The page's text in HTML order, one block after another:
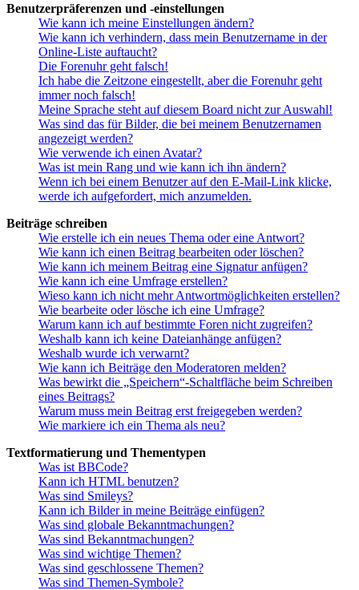
Benutzerpräferenzen und -einstellungen
Wie kann ich meine Einstellungen ändern?
Wie kann ich verhindern, dass mein Benutzername in der
Online-Liste auftaucht?
Die Forenuhr geht falsch!
Ich habe die Zeitzone eingestellt, aber die Forenuhr geht
immer noch falsch!
Meine Sprache steht auf diesem Board nicht zur Auswahl!
Was sind das für Bilder, die bei meinem Benutzernamen
angezeigt werden?
Wie verwende ich einen Avatar?
Was ist mein Rang und wie kann ich ihn ändern?
Wenn ich bei einem Benutzer auf den E-Mail-Link klicke,
werde ich aufgefordert, mich anzumelden.
Beiträge schreiben
Wie erstelle ich ein neues Thema oder eine Antwort?
Wie kann ich einen Beitrag bearbeiten oder löschen?
Wie kann ich meinem Beitrag eine Signatur anfügen?
Wie kann ich eine Umfrage erstellen?
Wieso kann ich nicht mehr Antwortmöglichkeiten erstellen?
Wie bearbeite oder lösche ich eine Umfrage?
Warum kann ich auf bestimmte Foren nicht zugreifen?
Weshalb kann ich keine Dateianhänge anfügen?
Weshalb wurde ich verwarnt?
Wie kann ich Beiträge den Moderatoren melden?
Was bewirkt die „Speichern“-Schaltfläche beim Schreiben
eines Beitrags?
Warum muss mein Beitrag erst freigegeben werden?
Wie markiere ich ein Thema als neu?
Textformatierung und Thementypen
Was ist BBCode?
Kann ich HTML benutzen?
Was sind Smileys?
Kann ich Bilder in meine Beiträge einfügen?
Was sind globale Bekanntmachungen?
Was sind Bekanntmachungen?
Was sind wichtige Themen?
Was sind geschlossene Themen?
Was sind Themen-Symbole?